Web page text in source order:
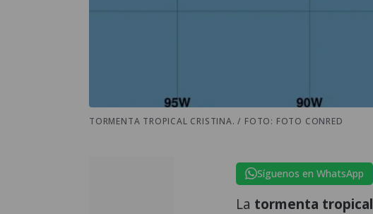
TORMENTA TROPICAL CRISTINA. / FOTO: FOTO CONRED
Síguenos en WhatsApp
La tormenta tropical